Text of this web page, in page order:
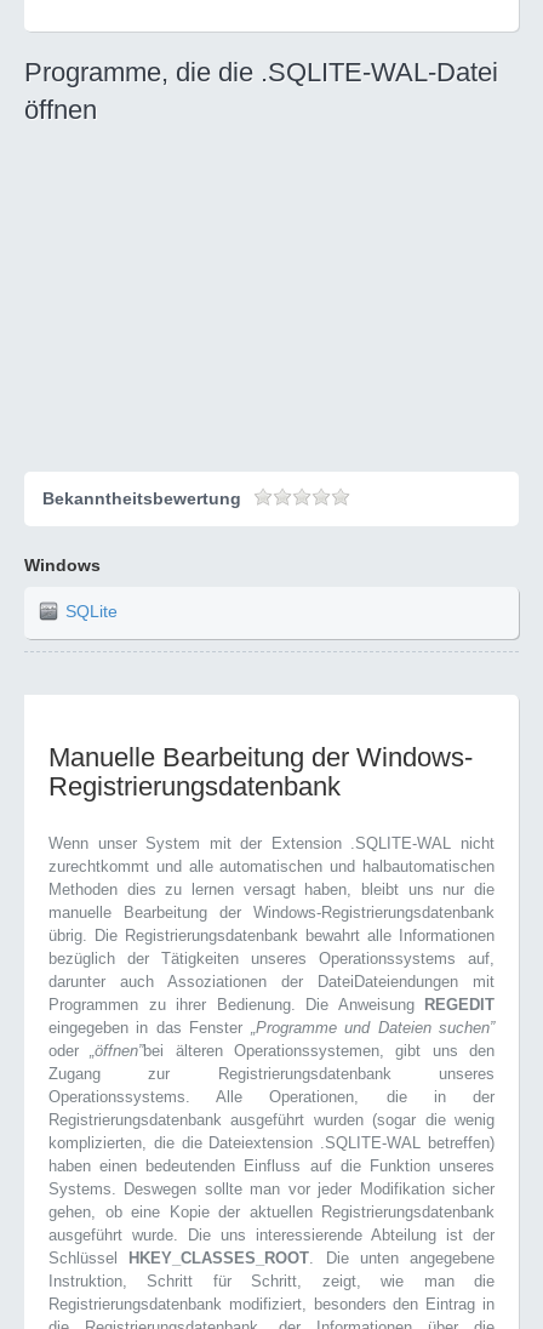
Programme, die die .SQLITE-WAL-Datei
öffnen
Bekanntheitsbewertung
Windows
SQLite
Manuelle Bearbeitung der Windows-
Registrierungsdatenbank
Wenn unser System mit der Extension .SQLITE-WAL nicht
zurechtkommt und alle automatischen und halbautomatischen
Methoden dies zu lernen versagt haben, bleibt uns nur die
manuelle Bearbeitung der Windows-Registrierungsdatenbank
übrig. Die Registrierungsdatenbank bewahrt alle Informationen
bezüglich der Tätigkeiten unseres Operationssystems auf,
darunter auch Assoziationen der DateiDateiendungen mit
Programmen zu ihrer Bedienung. Die Anweisung
REGEDIT
eingegeben in das Fenster „Programme und Dateien suchen”
oder„öffnen”bei älteren Operationssystemen, gibt uns den
Zugang zur Registrierungsdatenbank unseres
Operationssystems. Alle Operationen, die in der
Registrierungsdatenbank ausgeführt wurden (sogar die wenig
komplizierten, die die Dateiextension .SQLITE-WAL betreffen)
haben einen bedeutenden Einfluss auf die Funktion unseres
Systems. Deswegen sollte man vor jeder Modifikation sicher
gehen, ob eine Kopie der aktuellen Registrierungsdatenbank
ausgeführt wurde. Die uns interessierende Abteilung ist der
Schlüssel
HKEY_CLASSES_ROOT. Die unten angegebene
Instruktion, Schritt für Schritt, zeigt, wie man die
Registrierungsdatenbank modifiziert, besonders den Eintrag in